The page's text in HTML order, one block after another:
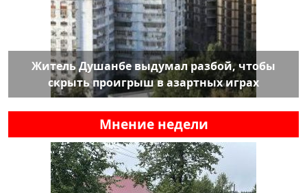
Житель Душанбе выдумал разбой, чтобы
скрыть проигрыш в азартных играх
Мнение недели